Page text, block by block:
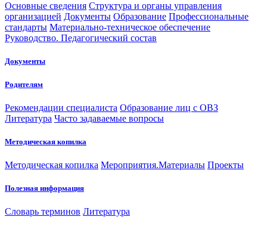
Основные сведения Структура и органы управления
организацией Документы Образование Профессиональные
стандарты Материально-техническое обеспечение
Руководство. Педагогический состав
Документы
Родителям
Рекомендации специалиста Образование лиц с ОВЗ
Литература Часто задаваемые вопросы
Методическая копилка
Методическая копилка Мероприятия.Материалы Проекты
Полезная информация
Словарь терминов Литература